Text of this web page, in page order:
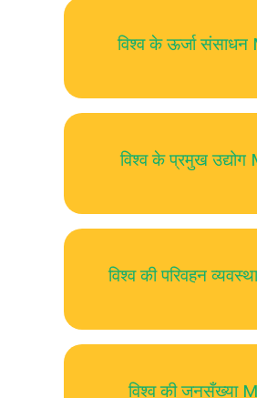
विश्व के ऊर्जा संसाधन
विश्व के प्रमुख उद्योग
विश्व की परिवहन
विश्व की जनसँख्या